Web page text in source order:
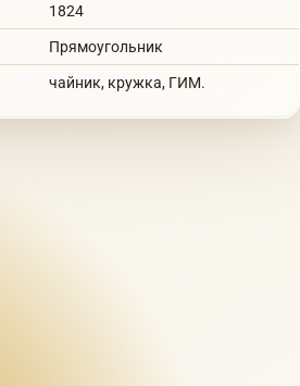
1824
Прямоугольник
чайник, кружка, ГИМ.